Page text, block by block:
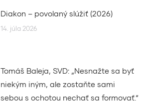
Diakon – povolaný slúžiť (2026)
14. júla 2026
Tomáš Baleja, SVD: „Nesnažte sa byť
niekým iným, ale zostaňte sami
sebou s ochotou nechať sa formovať.“